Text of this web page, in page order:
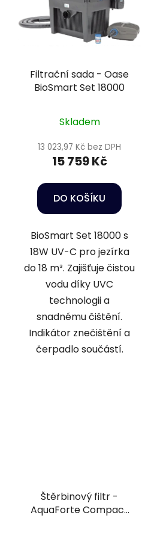
Filtrační sada - Oase
BioSmart Set 18000
Skladem
13 023,97 Kč bez DPH
15 759 Kč
DO KOŠÍKU
BioSmart Set 18000 s
18W UV-C pro jezírka
do 18 m³. Zajišťuje čistou
vodu díky UVC
technologii a
snadnému čištění.
Indikátor znečištění a
čerpadlo součástí.
Štěrbinový filtr -
AquaForte Compact